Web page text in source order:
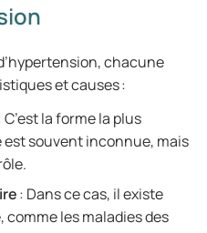
chacune
et causes :
C’est la forme la plus
souvent inconnue, mais
: Dans ce cas, il existe
les maladies des